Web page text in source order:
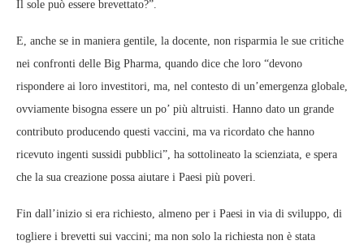
Il sole può essere brevettato?”.
E, anche se in maniera gentile, la docente, non risparmia le sue critiche
nei confronti delle Big Pharma, quando dice che loro “devono
rispondere ai loro investitori, ma, nel contesto di un’emergenza globale,
ovviamente bisogna essere un po’ più altruisti. Hanno dato un grande
contributo producendo questi vaccini, ma va ricordato che hanno
ricevuto ingenti sussidi pubblici”, ha sottolineato la scienziata, e spera
che la sua creazione possa aiutare i Paesi più poveri.
Fin dall’inizio si era richiesto, almeno per i Paesi in via di sviluppo, di
togliere i brevetti sui vaccini; ma non solo la richiesta non è stata